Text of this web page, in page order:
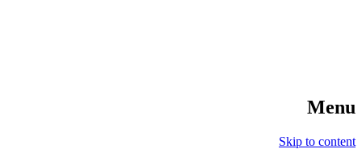
Menu
Skip to content